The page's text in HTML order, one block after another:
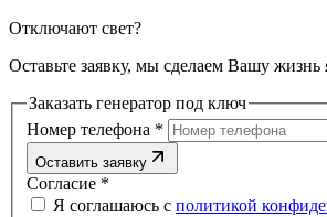
Отключают свет?
Оставьте заявку, мы сделаем Вашу жизнь
Заказать генератор под ключ
Номер телефона *
Оставить заявку
Согласие *
Я соглашаюсь с политикой